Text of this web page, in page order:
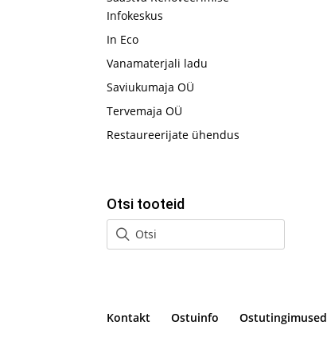
Infokeskus
In Eco
Vanamaterjali ladu
Saviukumaja OÜ
Tervemaja OÜ
Restaureerijate ühendus
Otsi tooteid
Kontakt Ostuinfo Ostutingimused